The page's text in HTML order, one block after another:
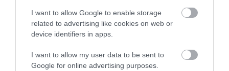
I want to allow Google to enable storage
related to advertising like cookies on web or
device identifiers in apps.
I want to allow my user data to be sent to
Google for online advertising purposes.
πρέπει να φύγετε από την Αμοργό χωρίς να
δοκιμάσετε τα περίφημα ξεροτήγανα,